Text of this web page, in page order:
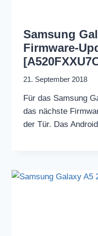
Samsung
Firmware-
21. September 2018
Für das Samsung
das nächste
der Tür. Das